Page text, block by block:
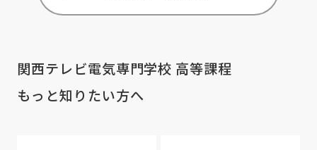
関西テレビ電気専門学校 高等課程
もっと知りたい方へ